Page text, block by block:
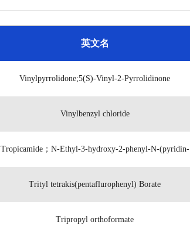
英文名
Vinylpyrrolidone;5(S)-Vinyl-2-Pyrrolidinone
Vinylbenzyl chloride
Tropicamide；N-Ethyl-3-hydroxy-2-phenyl-N-(pyridin-
Trityl tetrakis(pentaflurophenyl) Borate
Tripropyl orthoformate